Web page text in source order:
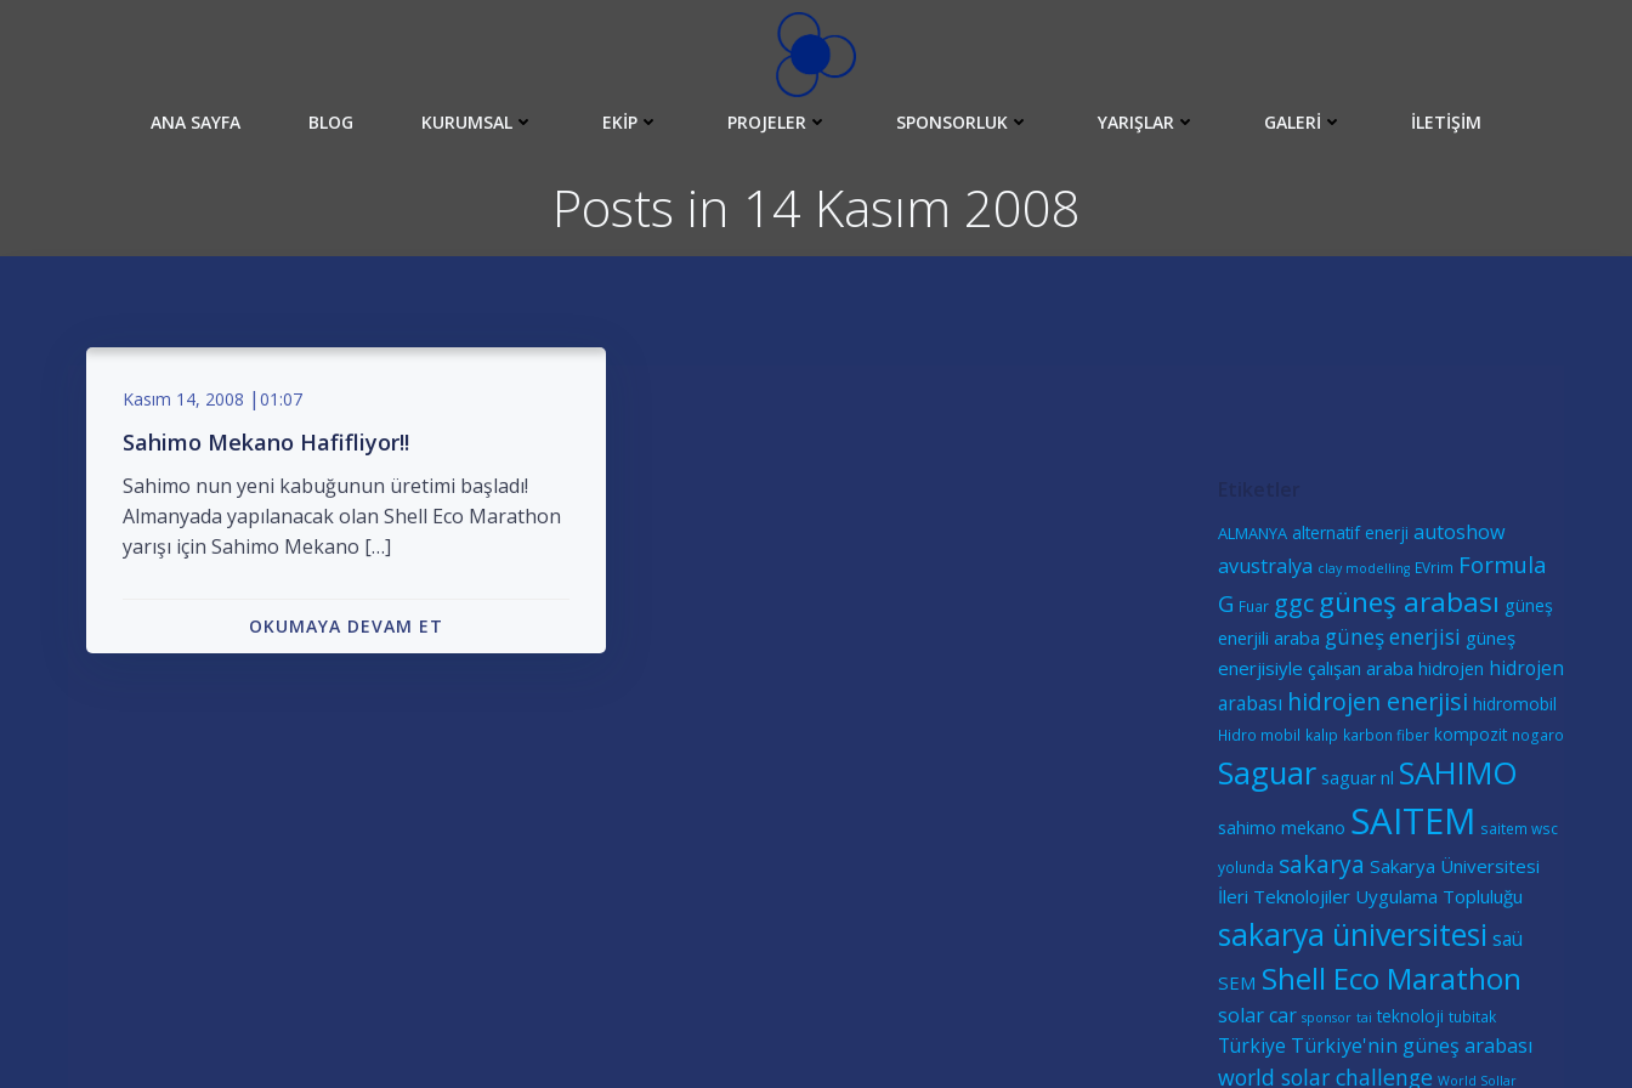
ANA SAYFA BLOG KURUMSAL EKIP PROJELER SPONSORLUK YARIŞLAR GALERI İLETIŞIM
Posts in 14 Kasım 2008
Kasım 14, 2008 | 01:07
Sahimo Mekano Hafifliyor!!
Sahimo nun yeni kabuğunun üretimi başladı!
Almanyada yapılanacak olan Shell Eco Marathon
yarışı için Sahimo Mekano […]
OKUMAYA DEVAM ET
ALMANYA alternatif enerji autoshow
avustralya clay modelling EVrim Formula
G Fuar ggc güneş arabası güneş
enerjili araba güneş enerjisi güneş
enerjisiyle çalışan araba hidrojen hidrojen
arabası hidrojen enerjisi hidromobil
Hidro mobil kalıp karbon fiber kompozit nogaro
Saguar saguar nl SAHIMO
sahimo mekano SAITEM saitem wsc
yolunda sakarya Sakarya Üniversitesi
İleri Teknolojiler Uygulama Topluluğu
sakarya üniversitesi saü
SEM Shell Eco Marathon
solar car sponsor tai teknoloji tubitak
Türkiye Türkiye'nin güneş arabası
world solar challenge World Sollar